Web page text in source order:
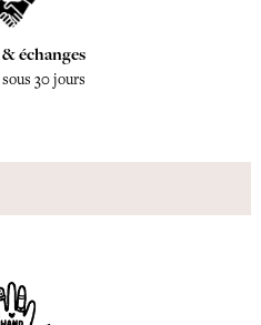
échanges
30 jours